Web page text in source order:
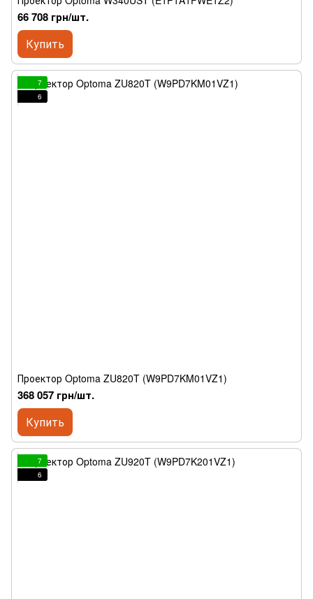
66 708 грн/шт.
Купить
7
6
Проектор Optoma ZU820T (W9PD7KM01VZ1)
368 057 грн/шт.
Купить
7
6